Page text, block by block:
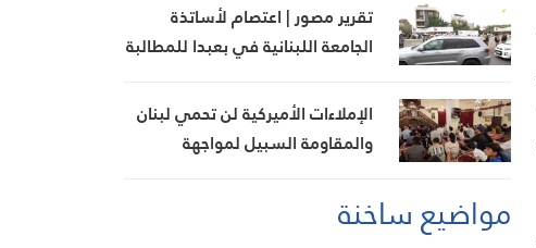
تقرير مصور | اعتصام لأساتذة
الجامعة اللبنانية في بعبدا للمطالبة
الإملاءات الأميركية لن تحمي لبنان
والمقاومة السبيل لمواجهة
مواضيع ساخنة